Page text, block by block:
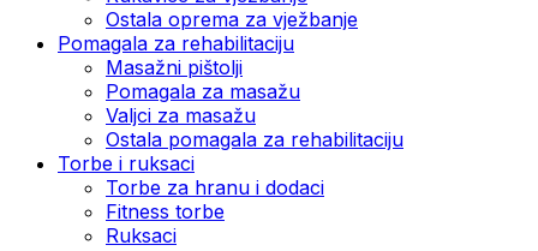
Ostala oprema za vježbanje
Pomagala za rehabilitaciju
Masažni pištolji
Pomagala za masažu
Valjci za masažu
Ostala pomagala za rehabilitaciju
Torbe i ruksaci
Torbe za hranu i dodaci
Fitness torbe
Ruksaci